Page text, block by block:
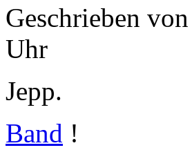
Geschrieben von
Uhr
Jepp.
Band !